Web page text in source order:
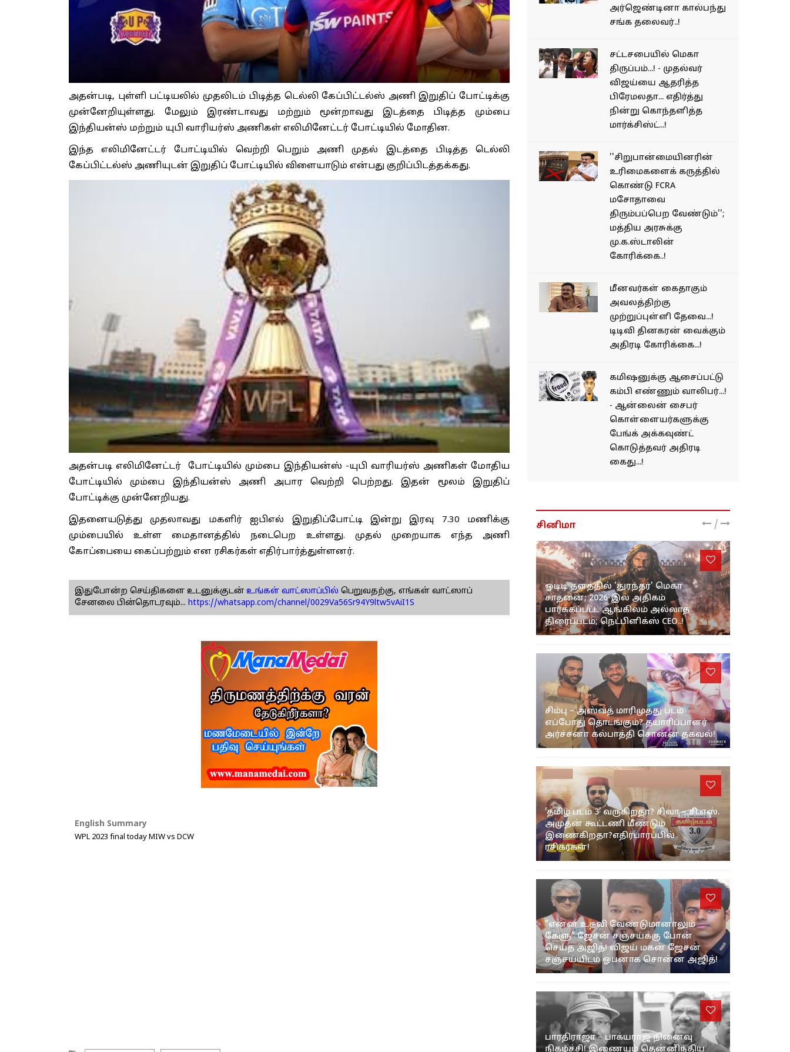
அதன்படி, புள்ளி பட்டியலில் முதலிடம் பிடித்த டெல்லி கேப்பிட்டல்ஸ் அணி இறுதிப் போட்டிக்கு
முன்னேறியுள்ளது. மேலும் இரண்டாவது மற்றும் மூன்றாவது இடத்தை பிடித்த மும்பை
இந்தியன்ஸ் மற்றும் யுபி வாரியர்ஸ் அணிகள் எலிமினேட்டர் போட்டியில் மோதின.
இந்த எலிமினேட்டர் போட்டியில் வெற்றி பெறும் அணி முதல் இடத்தை பிடித்த டெல்லி
கேப்பிட்டல்ஸ் அணியுடன் இறுதிப் போட்டியில் விளையாடும் என்பது குறிப்பிடத்தக்கது.
அதன்படி எலிமினேட்டர் போட்டியில் மும்பை இந்தியன்ஸ் -யுபி வாரியர்ஸ் அணிகள் மோதிய
போட்டியில் மும்பை இந்தியன்ஸ் அணி அபார வெற்றி பெற்றது. இதன் மூலம் இறுதிப்
போட்டிக்கு முன்னேறியது.
இதனையடுத்து முதலாவது மகளிர் ஐபிஎல் இறுதிப்போட்டி இன்று இரவு 7.30 மணிக்கு
மும்பையில் உள்ள மைதானத்தில் நடைபெற உள்ளது. முதல் முறையாக எந்த அணி
கோப்பையை கைப்பற்றும் என ரசிகர்கள் எதிர்பார்த்துள்ளனர்.
இதுபோன்ற செய்திகளை உடனுக்குடன் உங்கள் வாட்ஸாப்பில் பெறுவதற்கு, எங்கள் வாட்ஸாப்
சேனலை பின்தொடரவும்... https://whatsapp.com/channel/0029Va56Sr94Y9ltw5vAiI1S
English Summary
WPL 2023 final today MIW vs DCW
அர்ஜெண்டினா கால்பந்து
சங்க தலைவர்..!
சட்டசபையில் மெகா
திருப்பம்...! - முதல்வர்
விஜய்யை ஆதரித்த
பிரேமலதா... எதிர்த்து
நின்று கொந்தளித்த
மார்க்சிஸ்ட்...!
''சிறுபான்மையினரின்
உரிமைகளைக் கருத்தில்
கொண்டு FCRA
மசோதாவை
திரும்பப்பெற வேண்டும்'';
மத்திய அரசுக்கு
மு.க.ஸ்டாலின்
கோரிக்கை..!
மீனவர்கள் கைதாகும்
அவலத்திற்கு
முற்றுப்புள்ளி தேவை...!
டிடிவி தினகரன் வைக்கும்
அதிரடி கோரிக்கை...!
கமிஷனுக்கு ஆசைப்பட்டு
கம்பி எண்ணும் வாலிபர்...!
- ஆன்லைன் சைபர்
கொள்ளையர்களுக்கு
பேங்க் அக்கவுண்ட்
கொடுத்தவர் அதிரடி
கைது...!
சினிமா /
ஓடிடி தளத்தில் 'துரந்தர்' மெகா
சாதனை; 2026-இல் அதிகம்
பார்க்கப்பட்ட ஆங்கிலம் அல்லாத
திரைப்படம்; நெட்பிளிக்ஸ் CEO..!
சிம்பு – அஸ்வத் மாரிமுத்து படம்
எப்போது தொடங்கும்? தயாரிப்பாளர்
அர்ச்சனா கல்பாத்தி சொன்ன தகவல்!
‘தமிழ் படம் 3’ வருகிறதா? சிவா – சி.எஸ்.
அமுதன் கூட்டணி மீண்டும்
இணைகிறதா?எதிர்பார்ப்பில்
ரசிகர்கள்!
“என்ன உதவி வேண்டுமானாலும்
கேளு” ஜேசன் சஞ்சய்க்கு போன்
செய்த அஜித்! விஜய் மகன் ஜேசன்
சஞ்சய்யிடம் ஓபனாக சொன்ன அஜித்!
பாரதிராஜா – பாக்யராஜ் நினைவு
நிகழ்ச்சி! இணையும் தென்னிந்திய